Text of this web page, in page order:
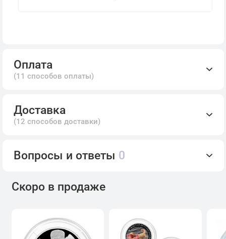
Оплата
(11 способов оплаты)
Доставка
(12 способов доставки)
Вопросы и ответы 0
Скоро в продаже